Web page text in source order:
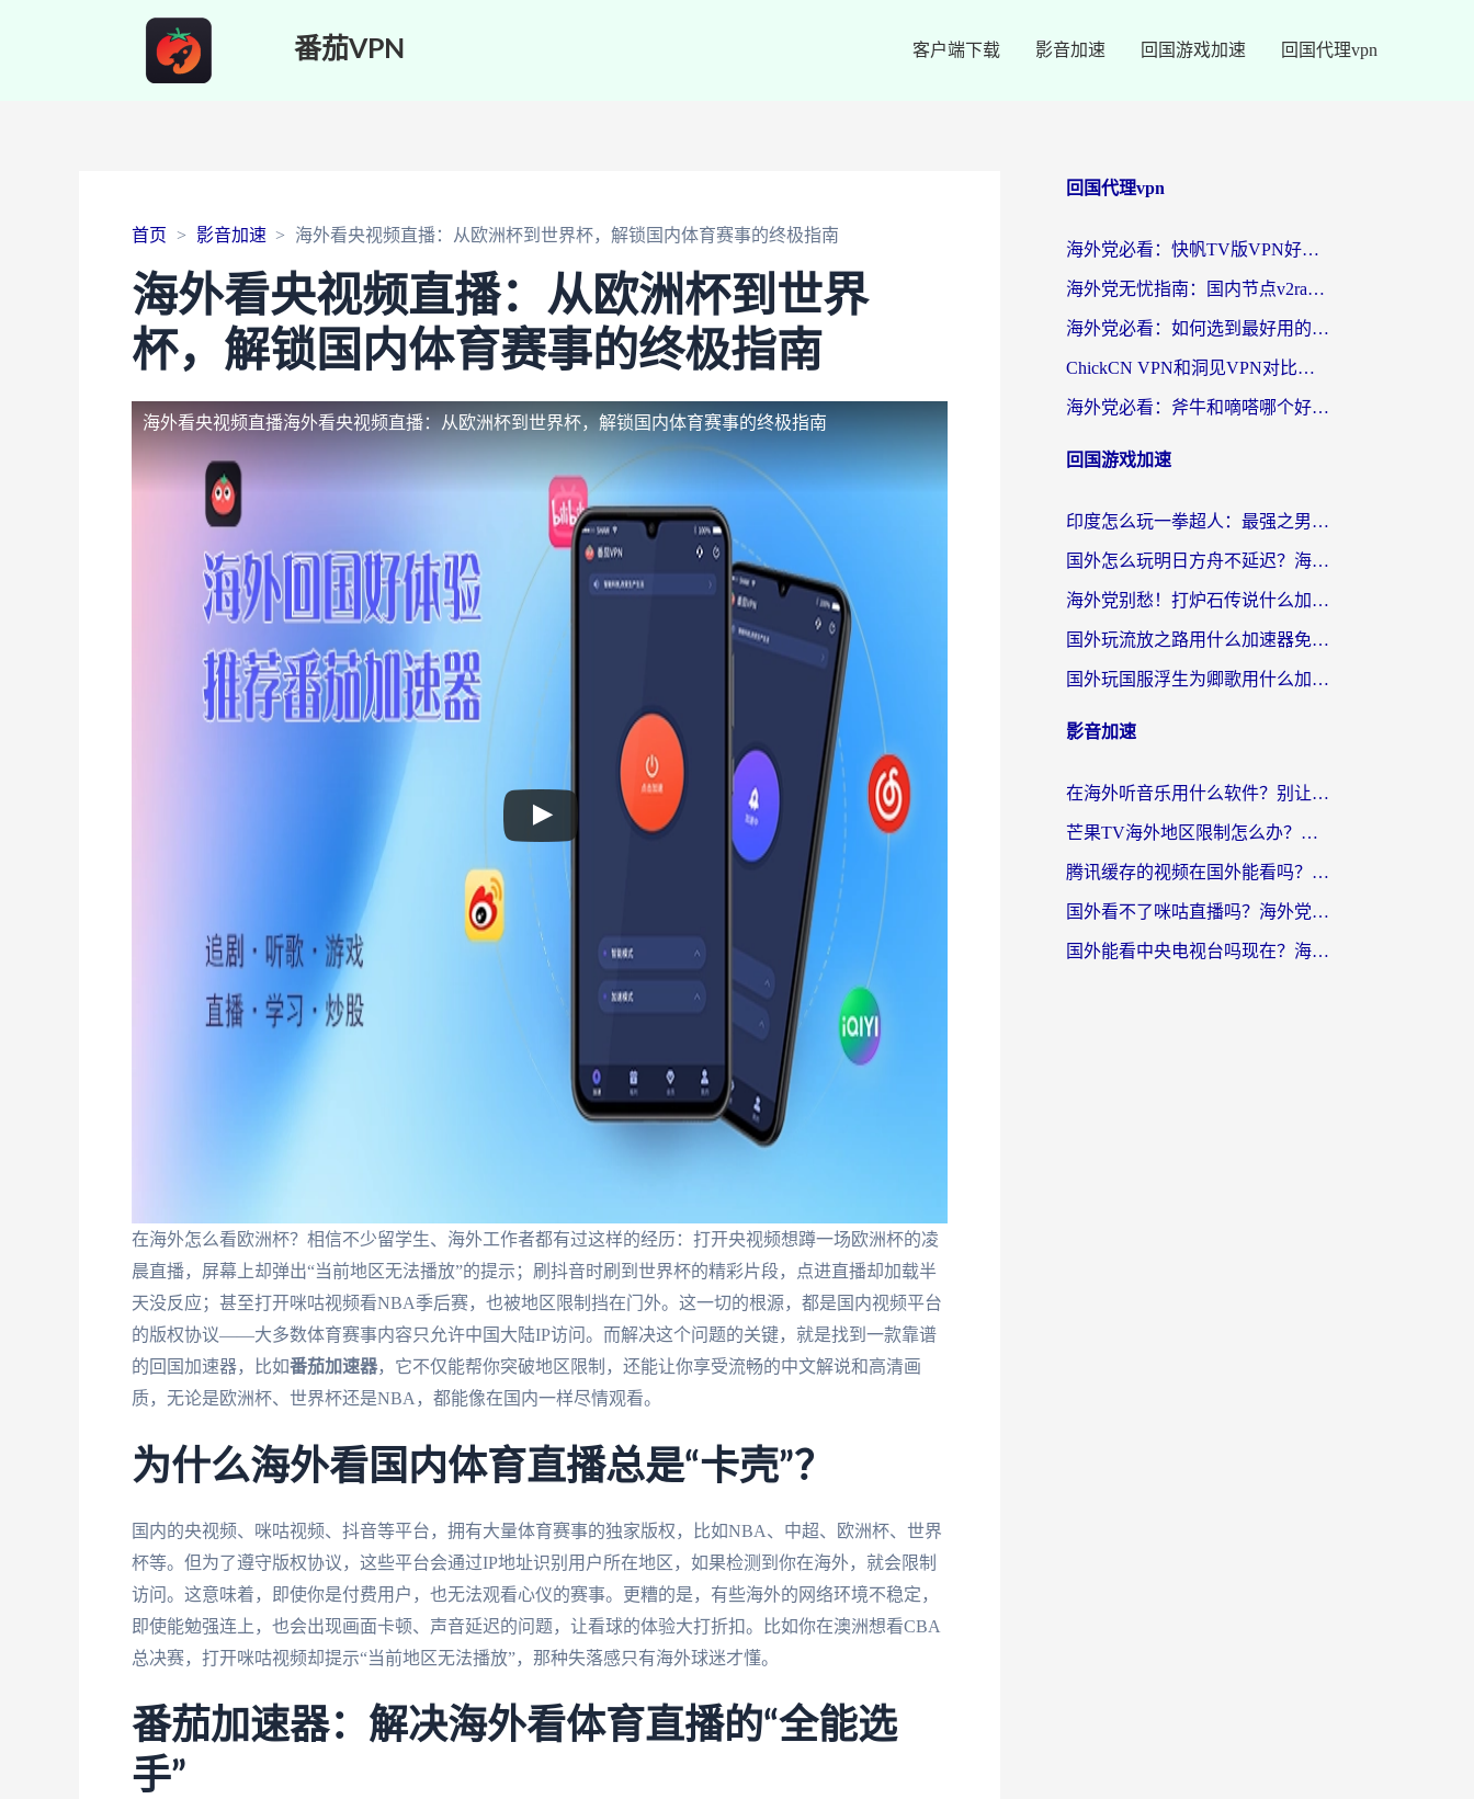
番茄VPN 客户端下载 影音加速 回国游戏加速 回国代理vpn
首页 影音加速 海外看央视频直播：从欧洲杯到世界杯，解锁国内体育赛事的终极指南
海外看央视频直播：从欧洲杯到世界
杯，解锁国内体育赛事的终极指南
海外看央视频直播海外看央视频直播：从欧洲杯到世界杯，解锁国内体育赛事的终极指南
在海外怎么看欧洲杯？相信不少留学生、海外工作者都有过这样的经历：打开央视频想蹲一场欧洲杯的凌
晨直播，屏幕上却弹出“当前地区无法播放”的提示；刷抖音时刷到世界杯的精彩片段，点进直播却加载半
天没反应；甚至打开咪咕视频看NBA季后赛，也被地区限制挡在门外。这一切的根源，都是国内视频平台
的版权协议——大多数体育赛事内容只允许中国大陆IP访问。而解决这个问题的关键，就是找到一款靠谱
的回国加速器，比如番茄加速器，它不仅能帮你突破地区限制，还能让你享受流畅的中文解说和高清画
质，无论是欧洲杯、世界杯还是NBA，都能像在国内一样尽情观看。
为什么海外看国内体育直播总是“卡壳”？
国内的央视频、咪咕视频、抖音等平台，拥有大量体育赛事的独家版权，比如NBA、中超、欧洲杯、世界
杯等。但为了遵守版权协议，这些平台会通过IP地址识别用户所在地区，如果检测到你在海外，就会限制
访问。这意味着，即使你是付费用户，也无法观看心仪的赛事。更糟的是，有些海外的网络环境不稳定，
即使能勉强连上，也会出现画面卡顿、声音延迟的问题，让看球的体验大打折扣。比如你在澳洲想看CBA
总决赛，打开咪咕视频却提示“当前地区无法播放”，那种失落感只有海外球迷才懂。
番茄加速器：解决海外看体育直播的“全能选
手”
回国代理vpn
海外党必看：快帆TV版VPN好用吗？和快游VPN对比哪个回国效果更好？附实用避坑指南
海外党无忧指南：国内节点v2ray怎么选？一键回国VPN+多场景实测帮你避坑
海外党必看：如何选到最好用的回国加速器？从节点到售后的全维度指南
ChickCN VPN和洞见VPN对比哪个回国效果更好？海外党亲测3款加速器+避坑指南
海外党必看：斧牛和嘀嗒哪个好？3个维度教你选对回国加速器
回国游戏加速
印度怎么玩一拳超人：最强之男？海外党国服游戏加速避坑指南
国外怎么玩明日方舟不延迟？海外玩家国服游戏加速终极指南（附DNF梦幻诛仙解决方案）
海外党别愁！打炉石传说什么加速器好用？3个实用技巧解决国服游戏卡顿
国外玩流放之路用什么加速器免费？海外党亲测有效的国服游戏加速指南
国外玩国服浮生为卿歌用什么加速器比较好？海外党亲测不踩坑指南
影音加速
在海外听音乐用什么软件？别让地域限制断了你的华语歌单
芒果TV海外地区限制怎么办？海外党追剧看片的实用加速器选择指南
腾讯缓存的视频在国外能看吗？海外党追剧看片的终极解决方案
国外看不了咪咕直播吗？海外党追剧看片的加速器选择指南
国外能看中央电视台吗现在？海外党追剧看央视的实用指南